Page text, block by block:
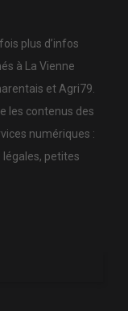
plus d’infos
à La Vienne
et Agri79.
les contenus des
numériques :
légales, petites